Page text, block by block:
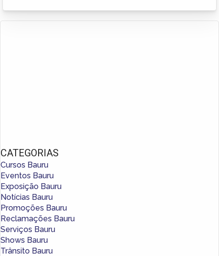
CATEGORIAS
Cursos Bauru
Eventos Bauru
Exposição Bauru
Notícias Bauru
Promoções Bauru
Reclamações Bauru
Serviços Bauru
Shows Bauru
Trânsito Bauru